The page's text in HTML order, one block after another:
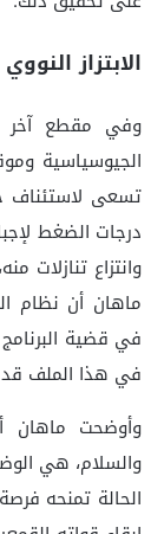
الابتزاز
وفي مقطع آخر
الجيوسياسية
تسعى
درجات الضغط
وانتزاع تنازلات
ماهان أن نظام
في قضية البرنامج
في هذا الملف قد
وأوضحت ماهان
والسلام، هي
الحالة تمنحه